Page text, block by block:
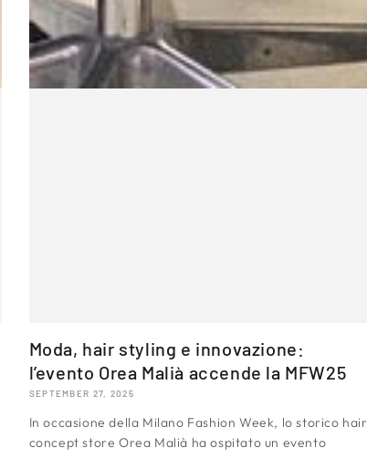
Moda, hair styling e innovazione:
l’evento Orea Malià accende la MFW25
SEPTEMBER 27, 2025
In occasione della Milano Fashion Week, lo storico hair
concept store Orea Malià ha ospitato un evento